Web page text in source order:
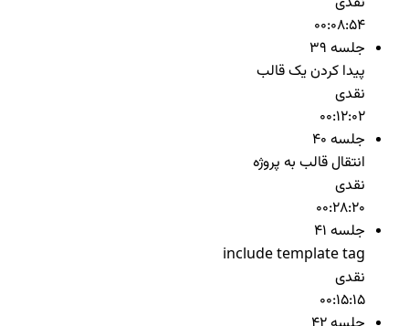
00:08:54
جلسه 39
پیدا کردن یک قالب
نقدی
00:12:02
جلسه 40
انتقال قالب به پروژه
نقدی
00:28:20
جلسه 41
include template tag
نقدی
00:15:15